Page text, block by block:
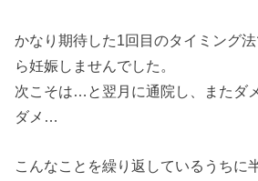
かなり期待した1回目のタイミング
ら妊娠しませんでした。
次こそは…と翌月に通院し、またダ
ダメ…
こんなことを繰り返しているうちに